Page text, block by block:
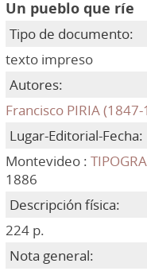
Un pueblo que ríe
Tipo de documento:
texto impreso
Autores:
Francisco PIRIA
Lugar-Editorial-Fecha:
Montevideo :
1886
Descripción física:
224 p.
Nota general: